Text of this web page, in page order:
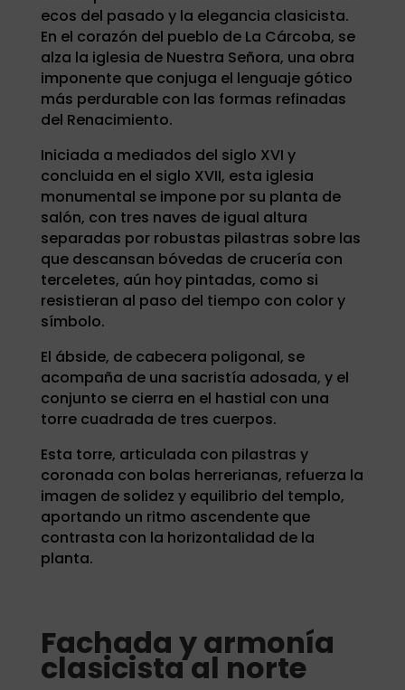
ecos del pasado y la elegancia clasicista.
En el corazón del pueblo de La Cárcoba, se
alza la iglesia de Nuestra Señora, una obra
imponente que conjuga el lenguaje gótico
más perdurable con las formas refinadas
del Renacimiento.
Iniciada a mediados del siglo XVI y
concluida en el siglo XVII, esta iglesia
monumental se impone por su planta de
salón, con tres naves de igual altura
separadas por robustas pilastras sobre las
que descansan bóvedas de crucería con
terceletes, aún hoy pintadas, como si
resistieran al paso del tiempo con color y
símbolo.
El ábside, de cabecera poligonal, se
acompaña de una sacristía adosada, y el
conjunto se cierra en el hastial con una
torre cuadrada de tres cuerpos.
Esta torre, articulada con pilastras y
coronada con bolas herrerianas, refuerza la
imagen de solidez y equilibrio del templo,
aportando un ritmo ascendente que
contrasta con la horizontalidad de la
planta.
Fachada y armonía
clasicista al norte